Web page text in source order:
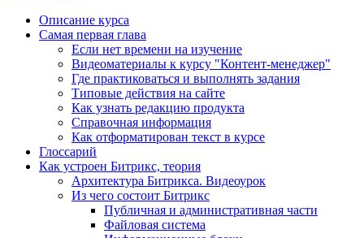
Описание курса
Самая первая глава
Если нет времени на изучение
Видеоматериалы к курсу "Контент-менеджер"
Где практиковаться и выполнять задания
Типовые действия на сайте
Как узнать редакцию продукта
Справочная информация
Как отформатирован текст в курсе
Глоссарий
Как устроен Битрикс, теория
Архитектура Битрикса. Видеоурок
Из чего состоит Битрикс
Публичная и административная части
Файловая система